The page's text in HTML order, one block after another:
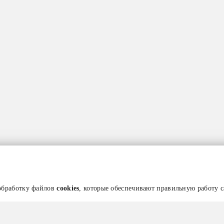
файловcookies, которые обеспечивают правильную работу